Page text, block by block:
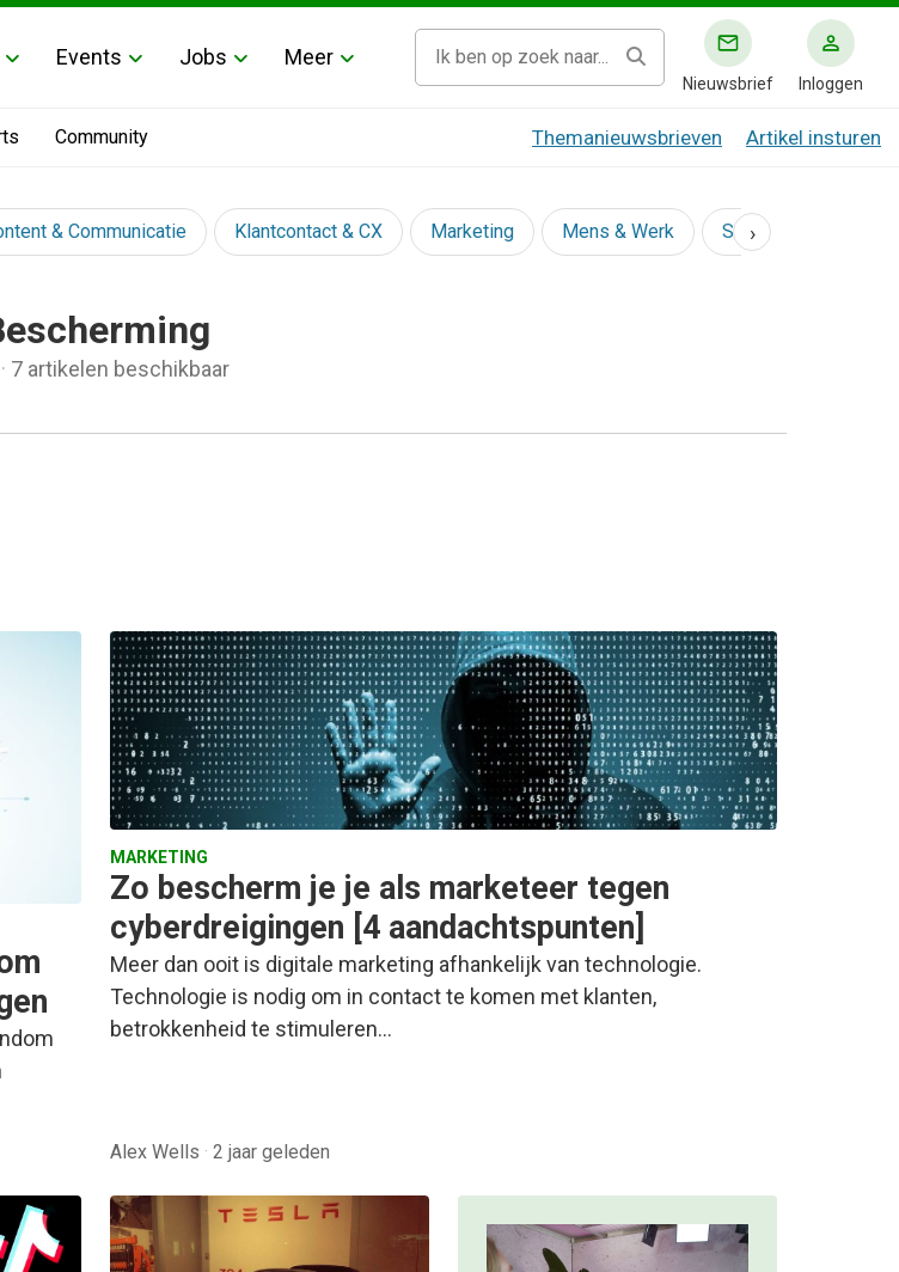
Events Jobs Meer
Nieuwsbrief Inloggen
Community Themanieuwsbrieven Artikel insturen
& Communicatie Klantcontact & CX Marketing Mens & Werk Social
›
· 7 artikelen beschikbaar
MARKETING
Zo bescherm je je als marketeer tegen
cyberdreigingen [4 aandachtspunten]
Meer dan ooit is digitale marketing afhankelijk van technologie.
Technologie is nodig om in contact te komen met klanten,
betrokkenheid te stimuleren…
Alex Wells · 2 jaar geleden